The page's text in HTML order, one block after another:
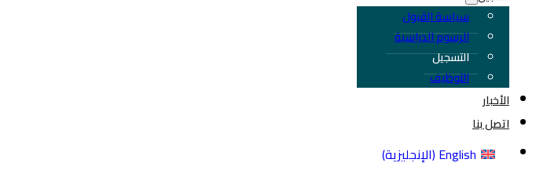
سياسة القبول
الرسوم الدراسية
التسجيل
التوظيف
الأخبار
اتصل بنا
English
(الإنجليزية)